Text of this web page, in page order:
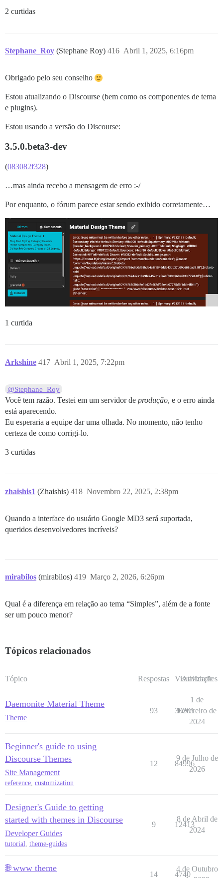
2 curtidas
Stephane_Roy (Stephane Roy) Abril 1, 2025, 6:16pm
416
Obrigado pelo seu conselho
Estou atualizando o Discourse (bem como os componentes de tema
e plugins).
Estou usando a versão do Discourse:
3.5.0.beta3-dev
(083082f328)
…mas ainda recebo a mensagem de erro :-/
Por enquanto, o fórum parece estar sendo exibido corretamente…
1 curtida
Arkshine Abril 1, 2025, 7:22pm
417
@Stephane_Roy
Você tem razão. Testei em um servidor de produção, e o erro ainda
está aparecendo.
Eu esperaria a equipe dar uma olhada. No momento, não tenho
certeza de como corrigi-lo.
3 curtidas
zhaishis1 (Zhaishis) Novembro 22, 2025, 2:38pm
418
Quando a interface do usuário Google MD3 será suportada,
queridos desenvolvedores incríveis?
mirabilos (mirabilos) Março 2, 2026, 6:26pm
419
Qual é a diferença em relação ao tema “Simples”, além de a fonte
ser um pouco menor?
Tópicos relacionados
Tópico Respostas Visualizações
Atividade
Daemonite Material Theme
Theme
93 30201
1 de
Fevereiro de
2024
Beginner's guide to using
Discourse Themes
Site Management
reference, customization
12 84996
9 de Julho de
2026
Designer's Guide to getting
started with themes in Discourse
Developer Guides
tutorial, theme-guides
9 12413
8 de Abril de
2024
🌐 www theme
14 4740
4 de Outubro